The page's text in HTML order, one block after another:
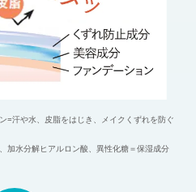
=汗や水、皮脂をはじき、メイクくずれを防ぐ
加水分解ヒアルロン酸、異性化糖＝保湿成分